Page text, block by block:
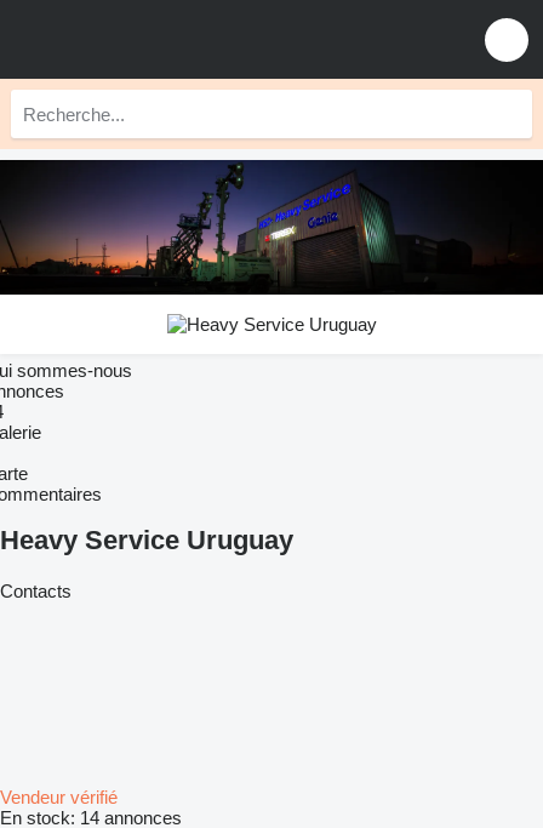
sommes-nous
Heavy Service Uruguay
Contacts
Vendeur vérifié
En stock: 14 annonces